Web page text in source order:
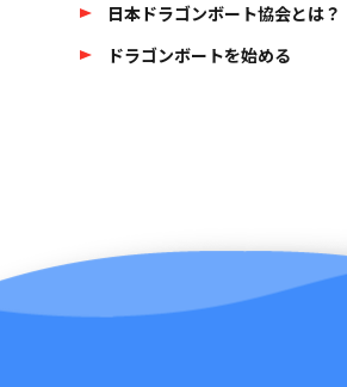
日本ドラゴンボート協会とは？
ドラゴンボートを始める